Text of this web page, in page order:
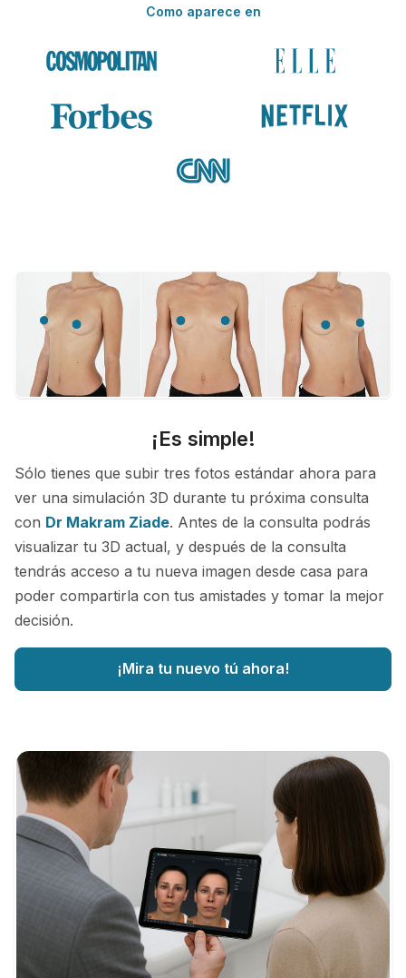
Como aparece en
¡Es simple!
Sólo tienes que subir tres fotos estándar ahora para
ver una simulación 3D durante tu próxima consulta
con Dr Makram Ziade. Antes de la consulta podrás
visualizar tu 3D actual, y después de la consulta
tendrás acceso a tu nueva imagen desde casa para
poder compartirla con tus amistades y tomar la mejor
decisión.
¡Mira tu nuevo tú ahora!